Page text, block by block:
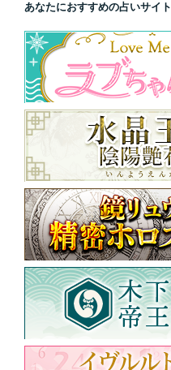
あなたにおすすめの占いサイト